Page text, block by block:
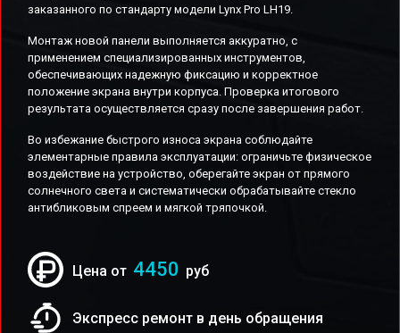
заказанного по стандарту модели Lynx Pro LH19.
Монтаж новой панели выполняется аккуратно, с
применением специализированных инструментов,
обеспечивающих надежную фиксацию и корректное
положение экрана внутри корпуса. Проверка итогового
результата осуществляется сразу после завершения работ.
Во избежание быстрого износа экрана соблюдайте
элементарные правила эксплуатации: ограничьте физическое
воздействие на устройство, оберегайте экран от прямого
солнечного света и систематически обрабатывайте стекло
антибликовым спреем и мягкой тряпочкой.
Цена от 4450 руб
Экспресс ремонт в день обращения